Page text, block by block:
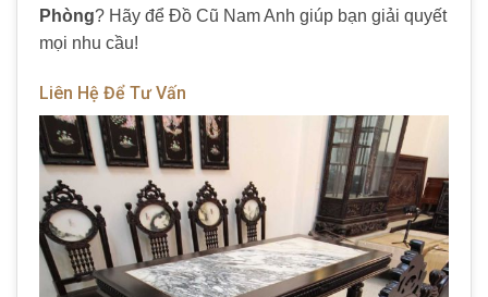
Phòng? Hãy để Đồ Cũ Nam Anh giúp bạn giải quyết
mọi nhu cầu!
Liên Hệ Để Tư Vấn